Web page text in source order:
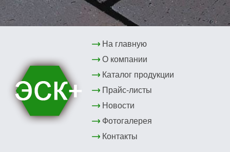
На главную
О компании
Каталог продукции
Прайс-листы
Новости
Фотогалерея
Контакты